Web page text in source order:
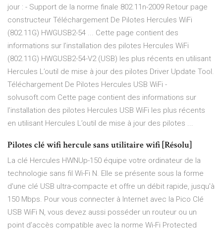
jour : - Support de la norme finale 802.11n-2009 Retour page
constructeur Téléchargement De Pilotes Hercules WiFi
(802.11G) HWGUSB2-54 ... Cette page contient des
informations sur l’installation des pilotes Hercules WiFi
(802.11G) HWGUSB2-54-V2 (USB) les plus récents en utilisant
Hercules L’outil de mise à jour des pilotes Driver Update Tool.
Téléchargement De Pilotes Hercules USB WiFi -
solvusoft.com Cette page contient des informations sur
l’installation des pilotes Hercules USB WiFi les plus récents
en utilisant Hercules L’outil de mise à jour des pilotes ...
Pilotes clé wifi hercule sans utilitaire wifi [Résolu]
La clé Hercules HWNUp-150 équipe votre ordinateur de la
technologie sans fil Wi-Fi N. Elle se présente sous la forme
d'une clé USB ultra-compacte et offre un débit rapide, jusqu'à
150 Mbps. Pour vous connecter à Internet avec la Pico Clé
USB WiFi N, vous devez aussi posséder un routeur ou un
point d’accès compatible avec la norme Wi-Fi Protected